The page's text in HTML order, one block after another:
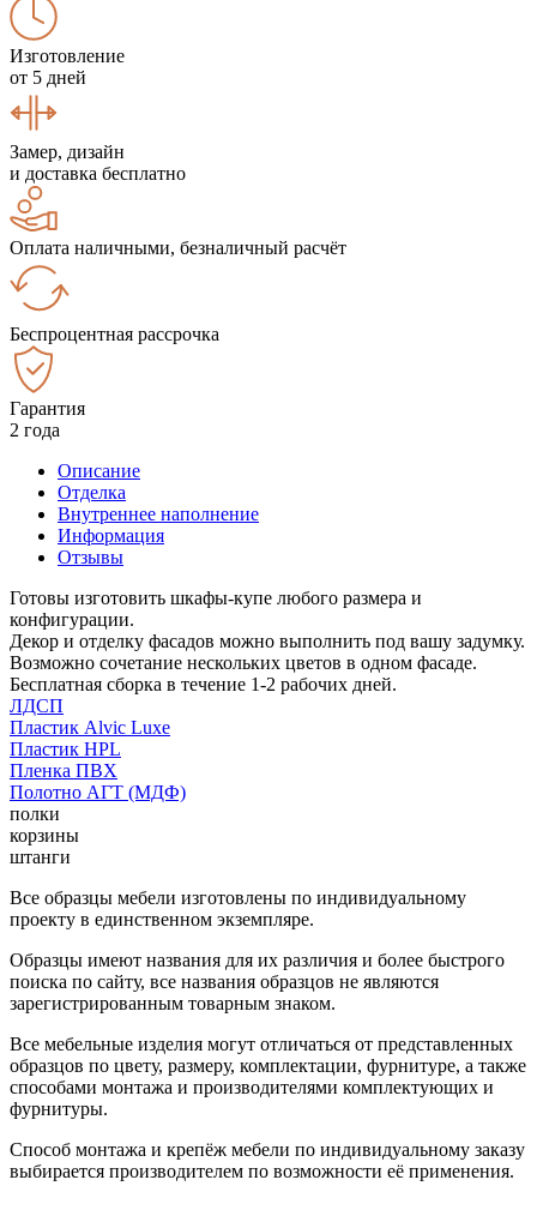
Изготовление
от 5 дней
Замер, дизайн
и доставка бесплатно
Оплата наличными, безналичный расчёт
Беспроцентная рассрочка
Гарантия
2 года
Описание
Отделка
Внутреннее наполнение
Информация
Отзывы
Готовы изготовить шкафы-купе любого размера и
конфигурации.
Декор и отделку фасадов можно выполнить под вашу задумку.
Возможно сочетание нескольких цветов в одном фасаде.
Бесплатная сборка в течение 1-2 рабочих дней.
ЛДСП
Пластик Alvic Luxe
Пластик HPL
Пленка ПВХ
Полотно АГТ (МДФ)
полки
корзины
штанги
Все образцы мебели изготовлены по индивидуальному
проекту в единственном экземпляре.
Образцы имеют названия для их различия и более быстрого
поиска по сайту, все названия образцов не являются
зарегистрированным товарным знаком.
Все мебельные изделия могут отличаться от представленных
образцов по цвету, размеру, комплектации, фурнитуре, а также
способами монтажа и производителями комплектующих и
фурнитуры.
Способ монтажа и крепёж мебели по индивидуальному заказу
выбирается производителем по возможности её применения.